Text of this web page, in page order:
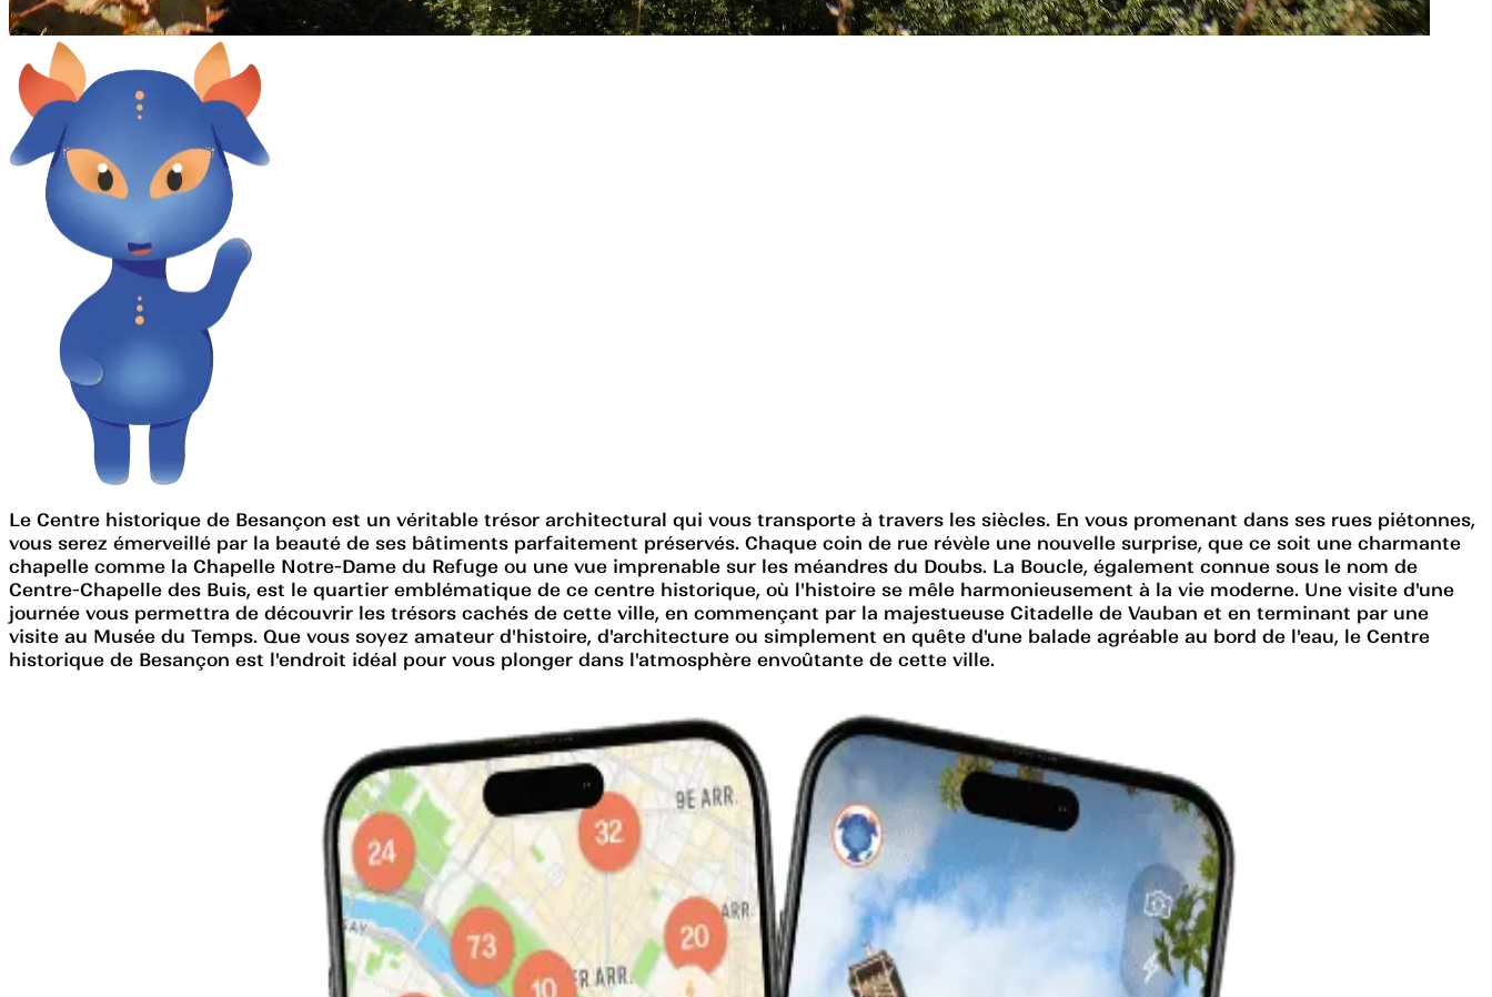
Le Centre historique de Besançon est un véritable trésor architectural qui vous transporte à travers les siècles. En vous promenant dans ses rues piétonnes,
vous serez émerveillé par la beauté de ses bâtiments parfaitement préservés. Chaque coin de rue révèle une nouvelle surprise, que ce soit une charmante
chapelle comme la Chapelle Notre-Dame du Refuge ou une vue imprenable sur les méandres du Doubs. La Boucle, également connue sous le nom de
Centre-Chapelle des Buis, est le quartier emblématique de ce centre historique, où l'histoire se mêle harmonieusement à la vie moderne. Une visite d'une
journée vous permettra de découvrir les trésors cachés de cette ville, en commençant par la majestueuse Citadelle de Vauban et en terminant par une
visite au Musée du Temps. Que vous soyez amateur d'histoire, d'architecture ou simplement en quête d'une balade agréable au bord de l'eau, le Centre
historique de Besançon est l'endroit idéal pour vous plonger dans l'atmosphère envoûtante de cette ville.